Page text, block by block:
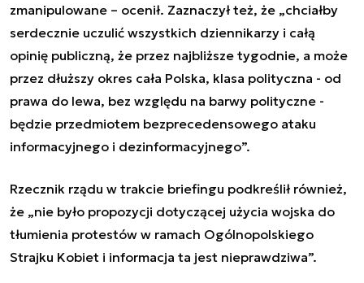
zmanipulowane – ocenił. Zaznaczył też, że „chciałby
serdecznie uczulić wszystkich dziennikarzy i całą
opinię publiczną, że przez najbliższe tygodnie, a może
przez dłuższy okres cała Polska, klasa polityczna - od
prawa do lewa, bez względu na barwy polityczne -
będzie przedmiotem bezprecedensowego ataku
informacyjnego i dezinformacyjnego”.
Rzecznik rządu w trakcie briefingu podkreślił również,
że „nie było propozycji dotyczącej użycia wojska do
tłumienia protestów w ramach Ogólnopolskiego
Strajku Kobiet i informacja ta jest nieprawdziwa”.